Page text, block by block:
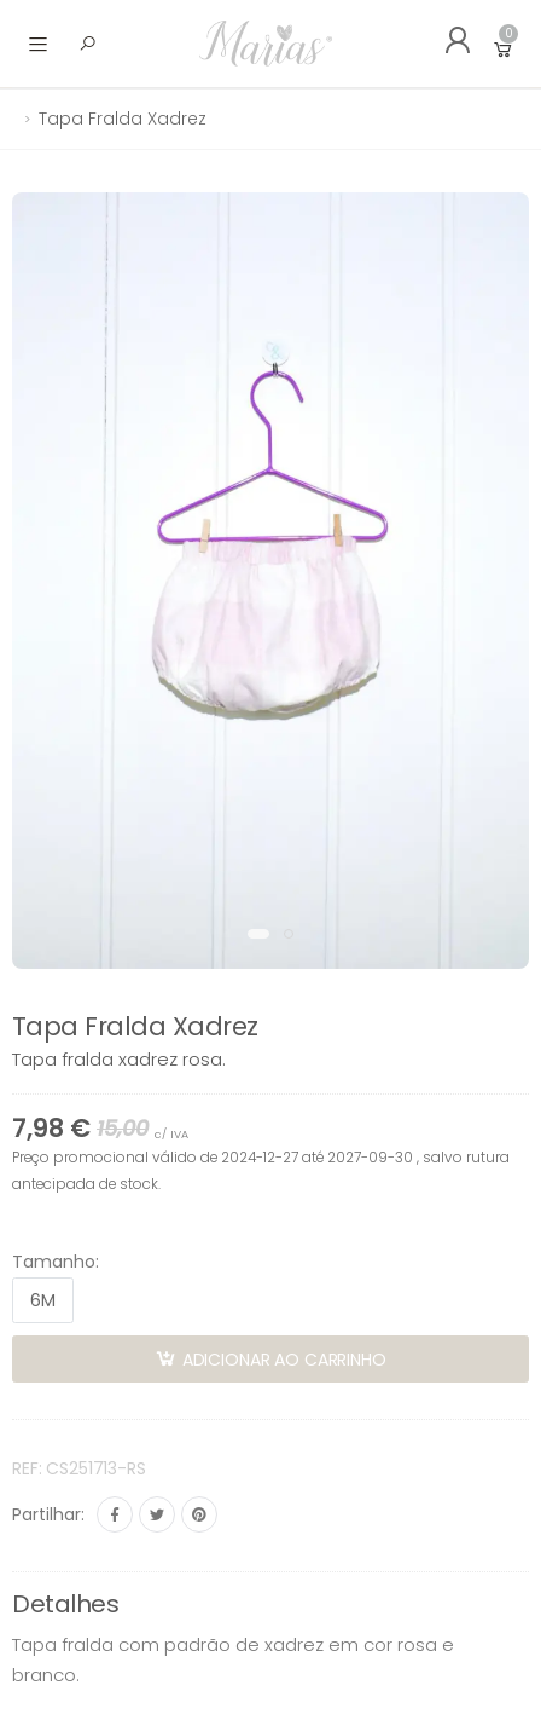
Abrir menu
0
Tapa Fralda Xadrez
Tapa Fralda Xadrez
Tapa fralda xadrez rosa.
7,98 € 15,00 c/ IVA
Preço promocional válido de 2024-12-27 até 2027-09-30 , salvo rutura
antecipada de stock.
Tamanho:
6M
ADICIONAR AO CARRINHO
REF: CS251713-RS
Partilhar:
Detalhes
Tapa fralda com padrão de xadrez em cor rosa e
branco.